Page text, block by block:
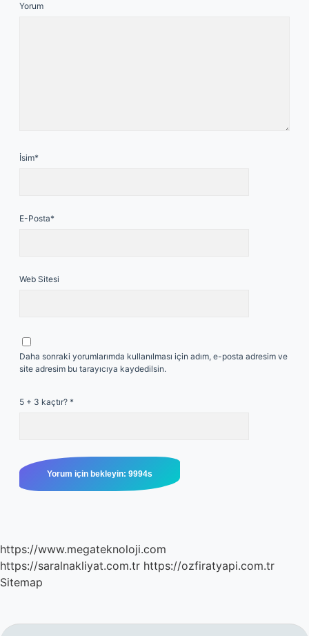
Yorum
İsim*
E-Posta*
Web Sitesi
Daha sonraki yorumlarımda kullanılması için adım, e-posta adresim ve
site adresim bu tarayıcıya kaydedilsin.
5 + 3 kaçtır? *
https://www.megateknoloji.com
https://saralnakliyat.com.tr https://ozfiratyapi.com.tr
Sitemap